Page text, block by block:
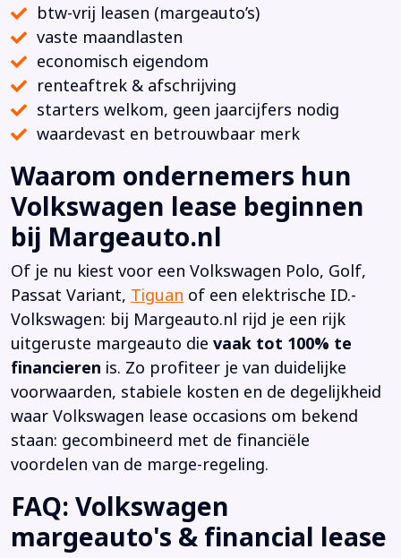
btw-vrij leasen (margeauto’s)
vaste maandlasten
economisch eigendom
renteaftrek & afschrijving
starters welkom, geen jaarcijfers nodig
waardevast en betrouwbaar merk
Waarom ondernemers hun
Volkswagen lease beginnen
bij Margeauto.nl
Of je nu kiest voor een Volkswagen Polo, Golf,
Passat Variant, Tiguan of een elektrische ID.-
Volkswagen: bij Margeauto.nl rijd je een rijk
uitgeruste margeauto die vaak tot 100% te
financieren is. Zo profiteer je van duidelijke
voorwaarden, stabiele kosten en de degelijkheid
waar Volkswagen lease occasions om bekend
staan: gecombineerd met de financiële
voordelen van de marge-regeling.
FAQ: Volkswagen
margeauto's & financial lease